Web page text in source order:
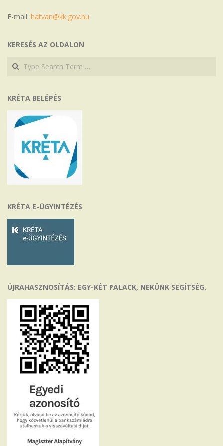
E-mail: hatvan@kk.gov.hu
KERESÉS AZ OLDALON
Search
Search
KRÉTA BELÉPÉS
KRÉTA E-ÜGYINTÉZÉS
ÚJRAHASZNOSÍTÁS: EGY-KÉT PALACK, NEKÜNK SEGÍTSÉG.